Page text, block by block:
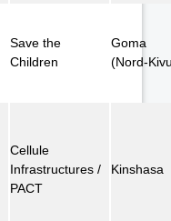
Save the
Children
Goma
(Nord-
Cellule
Infrastructures /
PACT
Kinshasa